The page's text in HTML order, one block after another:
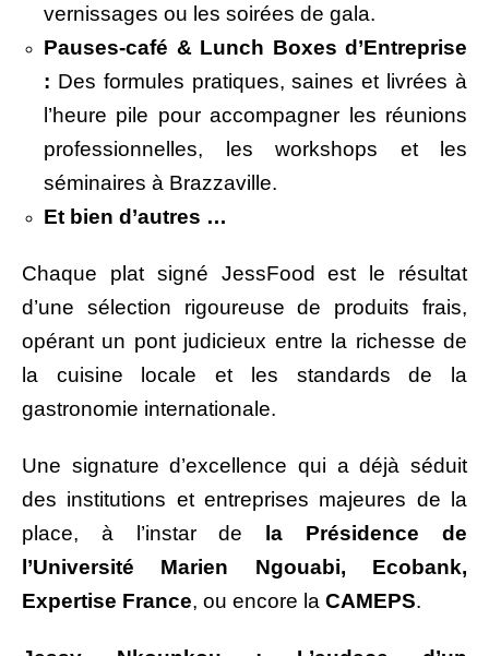
vernissages ou les soirées de gala.
Pauses-café & Lunch Boxes d’Entreprise
: Des formules pratiques, saines et livrées à
l’heure pile pour accompagner les réunions
professionnelles, les workshops et les
séminaires à Brazzaville.
Et bien d’autres …
Chaque plat signé JessFood est le résultat
d’une sélection rigoureuse de produits frais,
opérant un pont judicieux entre la richesse de
la cuisine locale et les standards de la
gastronomie internationale.
Une signature d’excellence qui a déjà séduit
des institutions et entreprises majeures de la
place, à l’instar de
la Présidence de
l’Université Marien Ngouabi, Ecobank,
Expertise France, ou encore la CAMEPS.